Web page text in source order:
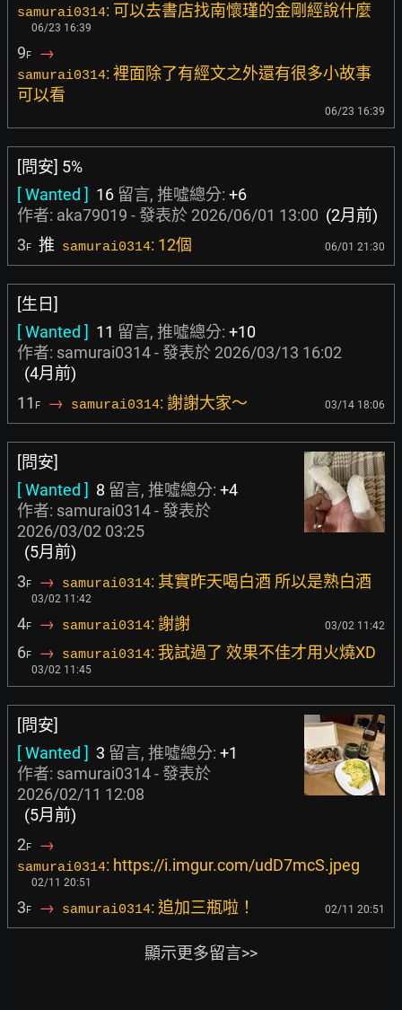
samurai0314: 可以去書店找南懷瑾的金剛經說什麼
06/23 16:39
9F →
samurai0314: 裡面除了有經文之外還有很多小故事
可以看
06/23 16:39
[問安] 5%
[ Wanted ] 16 留言, 推噓總分: +6
作者: aka79019 - 發表於 2026/06/01 13:00 (2月前)
3F 推 samurai0314: 12個 06/01 21:30
[生日]
[ Wanted ] 11 留言, 推噓總分: +10
作者: samurai0314 - 發表於 2026/03/13 16:02
(4月前)
11 F → samurai0314: 謝謝大家～ 03/14 18:06
[問安]
[ Wanted ] 8 留言, 推噓總分: +4
作者: samurai0314 - 發表於
2026/03/02 03:25
(5月前)
3F → samurai0314: 其實昨天喝白酒 所以是熟白酒
03/02 11:42
4F → samurai0314: 謝謝 03/02 11:42
6F → samurai0314: 我試過了 效果不佳才用火燒XD
03/02 11:45
[問安]
[ Wanted ] 3 留言, 推噓總分: +1
作者: samurai0314 - 發表於
2026/02/11 12:08
(5月前)
2F →
samurai0314: https://i.imgur.com/udD7mcS.jpeg
02/11 20:51
3F → samurai0314: 追加三瓶啦！ 02/11 20:51
顯示更多留言>>